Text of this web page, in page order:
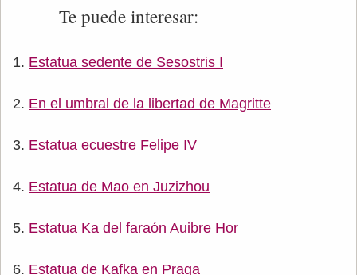
Te puede interesar:
Estatua sedente de Sesostris I
En el umbral de la libertad de Magritte
Estatua ecuestre Felipe IV
Estatua de Mao en Juzizhou
Estatua Ka del faraón Auibre Hor
Estatua de Kafka en Praga